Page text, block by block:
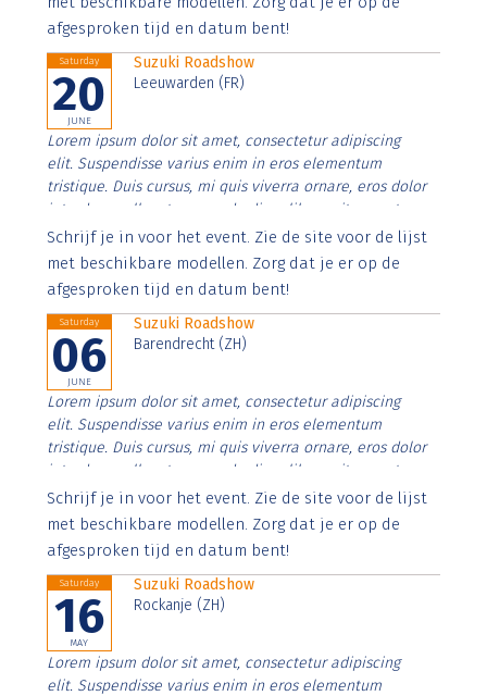
afgesproken tijd en datum bent!
Saturday
20
JUNE
Suzuki Roadshow
Leeuwarden (FR)
Lorem ipsum dolor sit amet, consectetur adipiscing
elit. Suspendisse varius enim in eros elementum
tristique. Duis cursus, mi quis viverra ornare, eros dolor
interdum nulla, ut commodo diam libero vitae erat.
Aenean faucibus nibh et justo cursus id rutrum lorem
imperdiet. Nunc ut sem vitae risus tristique posuere.
Schrijf je in voor het event. Zie de site voor de lijst
met beschikbare modellen. Zorg dat je er op de
afgesproken tijd en datum bent!
Saturday
06
JUNE
Suzuki Roadshow
Barendrecht (ZH)
Lorem ipsum dolor sit amet, consectetur adipiscing
elit. Suspendisse varius enim in eros elementum
tristique. Duis cursus, mi quis viverra ornare, eros dolor
interdum nulla, ut commodo diam libero vitae erat.
Aenean faucibus nibh et justo cursus id rutrum lorem
imperdiet. Nunc ut sem vitae risus tristique posuere.
Schrijf je in voor het event. Zie de site voor de lijst
met beschikbare modellen. Zorg dat je er op de
afgesproken tijd en datum bent!
Saturday
16
MAY
Suzuki Roadshow
Rockanje (ZH)
Lorem ipsum dolor sit amet, consectetur adipiscing
elit. Suspendisse varius enim in eros elementum